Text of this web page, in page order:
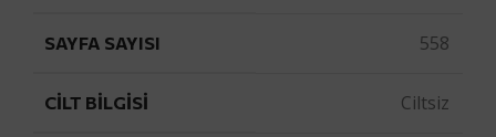
SAYFA SAYISI 558
CILT BILGISI Ciltsiz